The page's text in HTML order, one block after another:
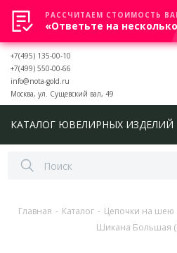
+7(495) 135-00-10
+7(499) 550-00-66
info@nota-gold.ru
Москва, ул. Сущевский вал, 49
КАТАЛОГ ЮВЕЛИРНЫХ ИЗДЕЛИЙ
Главная - Каталог - Цепочки на шею
Шикана Большая
РАССЧИТАЕМ СТОИМОСТЬ
«Ответьте на